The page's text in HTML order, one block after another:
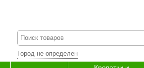
Город не определен